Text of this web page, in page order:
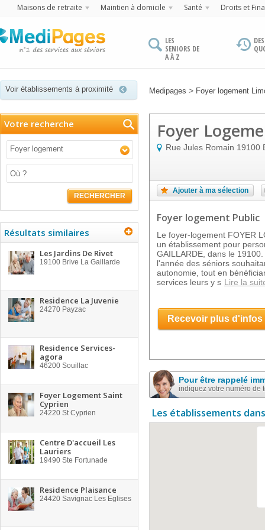
Maisons de retraite Maintien à domicile Santé Droits et
LES
SENIORS DE
A À Z
Voir établissements à proximité Medipages > Foyer logement
Votre recherche
Foyer logement
RECHERCHER
Résultats similaires
Les Jardins De Rivet
19100 Brive La Gaillarde
Residence La Juvenie
24270 Payzac
Residence Services-
agora
46200 Souillac
Foyer Logement Saint
Cyprien
24220 St Cyprien
Centre D'accueil Les
Lauriers
19490 Ste Fortunade
Residence Plaisance
24420 Savignac Les Eglises
Foyer
Rue Jules Romain 19100
Ajouter à ma sélection
Foyer logement Public
Le foyer-logement FOYER
un établissement pour
GAILLARDE, dans le
l'année des séniors
autonomie, tout en
services leurs y s Lire la
Recevoir plus d'infos
Pour être rappelé
indiquez votre numéro de
Les établissements